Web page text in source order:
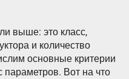
выше: это класс,
и количество
основные критерии
Вот на что